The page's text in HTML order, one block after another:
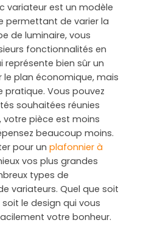
variateur est un modèle
permettant de varier la
de luminaire, vous
fonctionnalités en
représente bien sûr un
plan économique, mais
pratique. Vous pouvez
souhaitées réunies
votre pièce est moins
beaucoup moins.
pour un plafonnier à
vos plus grandes
types de
variateurs. Quel que soit
le design qui vous
votre bonheur.